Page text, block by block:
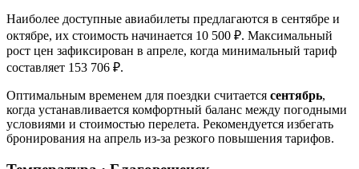
Наиболее доступные авиабилеты предлагаются в сентябре и
октябре, их стоимость начинается 10 500 ₽. Максимальный
рост цен зафиксирован в апреле, когда минимальный тариф
составляет 153 706 ₽.
Оптимальным временем для поездки считается сентябрь,
когда устанавливается комфортный баланс между погодными
условиями и стоимостью перелета. Рекомендуется избегать
бронирования на апрель из-за резкого повышения тарифов.